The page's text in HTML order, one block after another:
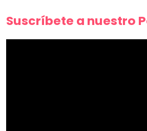
Suscríbete a nuestro